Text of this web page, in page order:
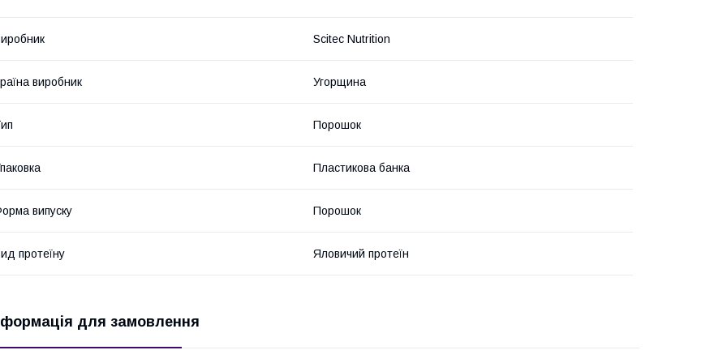
Scitec Nutrition
виробник Угорщина
Порошок
Пластикова банка
випуску Порошок
протеїну Яловичий протеїн
для замовлення